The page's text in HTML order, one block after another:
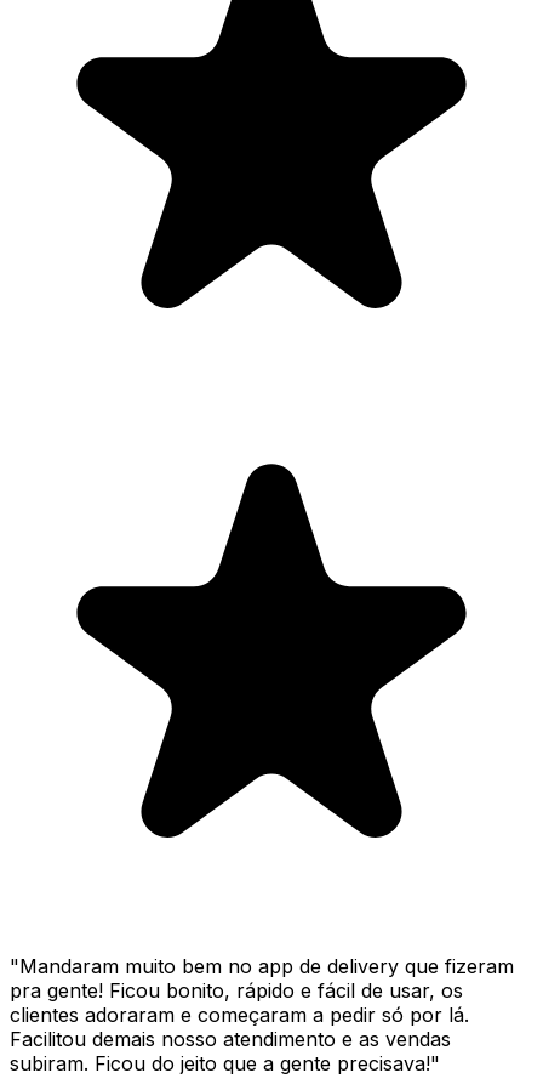
"Mandaram muito bem no app de delivery que fizeram
pra gente! Ficou bonito, rápido e fácil de usar, os
clientes adoraram e começaram a pedir só por lá.
Facilitou demais nosso atendimento e as vendas
subiram. Ficou do jeito que a gente precisava!"